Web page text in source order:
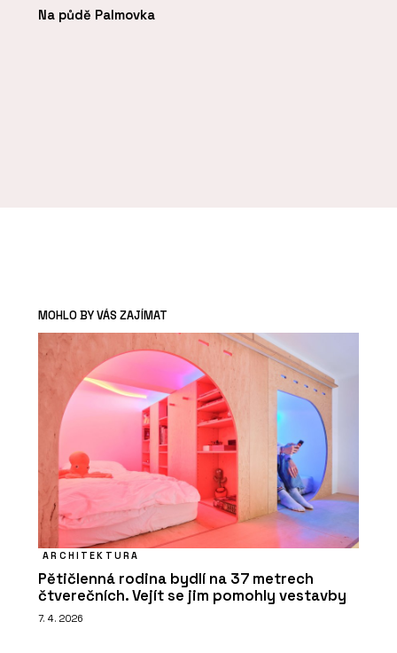
Na půdě Palmovka
MOHLO BY VÁS ZAJÍMAT
ARCHITEKTURA
Pětičlenná rodina bydlí na 37 metrech
čtverečních. Vejít se jim pomohly vestavby
7. 4. 2026